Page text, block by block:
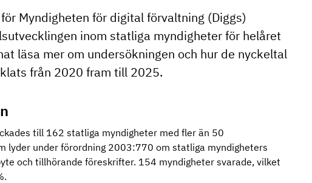
Myndigheten för digital förvaltning (Diggs)
inom statliga myndigheter för helåret
läsa mer om undersökningen och hur de nyckeltal
från 2020 fram till 2025.
till 162 statliga myndigheter med fler än 50
lyder under förordning 2003:770 om statliga myndigheters
och tillhörande föreskrifter. 154 myndigheter svarade, vilket